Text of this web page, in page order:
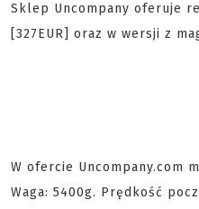
Sklep Uncompany oferuje
[327EUR] oraz w wersji z
W ofercie Uncompany.com
Waga: 5400g. Prędkość